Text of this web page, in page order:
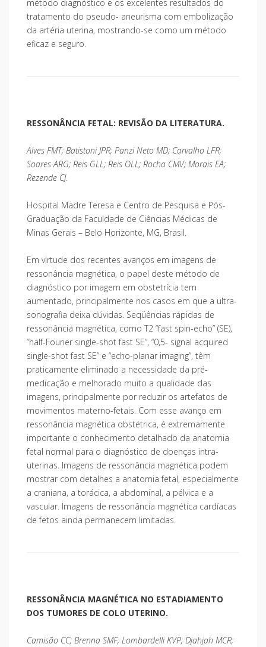
método diagnóstico e os excelentes resultados do
tratamento do pseudo- aneurisma com embolização
da artéria uterina, mostrando-se como um método
eficaz e seguro.
RESSONÂNCIA FETAL: REVISÃO DA LITERATURA.
Alves FMT; Batistoni JPR; Panzi Neto MD; Carvalho LFR;
Soares ARG; Reis GLL; Reis OLL; Rocha CMV; Morais EA;
Rezende CJ.
Hospital Madre Teresa e Centro de Pesquisa e Pós-
Graduação da Faculdade de Ciências Médicas de
Minas Gerais – Belo Horizonte, MG, Brasil.
Em virtude dos recentes avanços em imagens de
ressonância magnética, o papel deste método de
diagnóstico por imagem em obstetrícia tem
aumentado, principalmente nos casos em que a ultra-
sonografia deixa dúvidas. Seqüências rápidas de
ressonância magnética, como T2 “fast spin-echo” (SE),
“half-Fourier single-shot fast SE”, “0,5- signal acquired
single-shot fast SE” e “echo-planar imaging”, têm
praticamente eliminado a necessidade da pré-
medicação e melhorado muito a qualidade das
imagens, principalmente por reduzir os artefatos de
movimentos materno-fetais. Com esse avanço em
ressonância magnética obstétrica, é extremamente
importante o conhecimento detalhado da anatomia
fetal normal para o diagnóstico de doenças intra-
uterinas. Imagens de ressonância magnética podem
mostrar com detalhes a anatomia fetal, especialmente
a craniana, a torácica, a abdominal, a pélvica e a
vascular. Imagens de ressonância magnética cardíacas
de fetos ainda permanecem limitadas.
RESSONÂNCIA MAGNÉTICA NO ESTADIAMENTO
DOS TUMORES DE COLO UTERINO.
Camisão CC; Brenna SMF; Lombardelli KVP; Djahjah MCR;